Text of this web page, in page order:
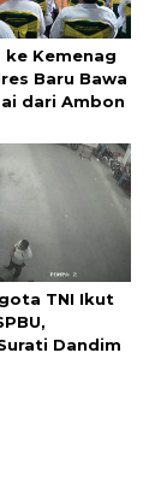
ke Kemenag
Baru Bawa
dari Ambon
TNI Ikut
Dandim